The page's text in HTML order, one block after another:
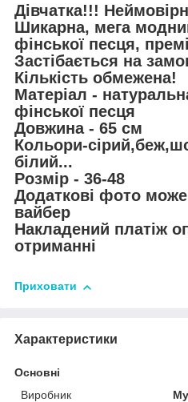
Дівчатка!!!
Шикарна, мега
фінської песця,
Застібається на
Кількість обмежена!
Матеріал -
фінської песця
Довжина - 65 см
Кольори-
білий...
Розмір - 36-48
Додаткові фото
вайбер
Накладений платіж
отриманні
Приховати
Характеристики
Основні
Виробник